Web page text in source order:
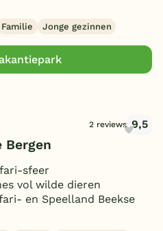
Familie Jonge gezinnen
2 reviews 9,5
Bergen
sfeer
vol wilde dieren
en Speelland Beekse